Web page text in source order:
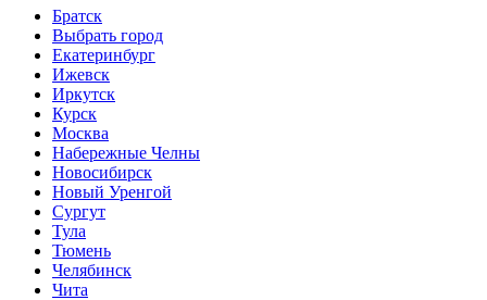
Братск
Выбрать город
Екатеринбург
Ижевск
Иркутск
Курск
Москва
Набережные Челны
Новосибирск
Новый Уренгой
Сургут
Тула
Тюмень
Челябинск
Чита